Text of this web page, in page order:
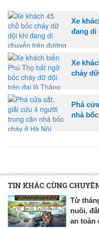
Xe
đang di
Xe
cháy
Phá
nhà
TIN KHÁC CÙNG
Từ
nuôi,
an toàn